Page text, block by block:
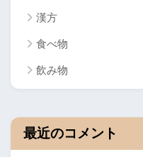
漢方
食べ物
飲み物
最近のコメント